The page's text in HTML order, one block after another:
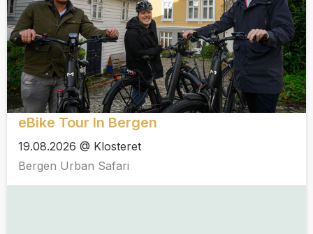
eBike Tour In Bergen
19.08.2026 @ Klosteret
Bergen Urban Safari